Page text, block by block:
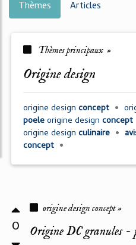
Thèmes Articles
Thèmes principaux »
origine design
origine design concept •
poeleorigine design concept
origine design culinaire •
concept •
0
origine design concept »
Origine DC granules -